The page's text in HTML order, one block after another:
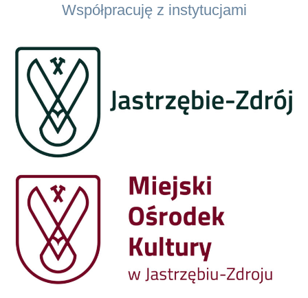
Współpracuję z instytucjami